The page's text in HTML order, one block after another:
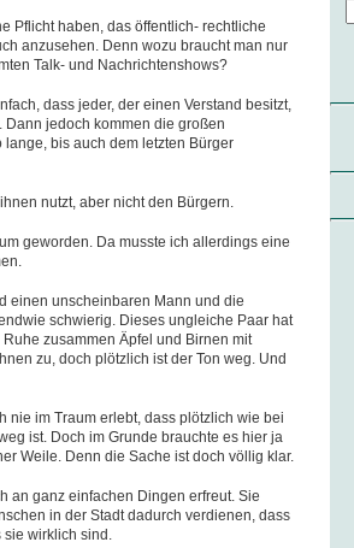
Pflicht haben, das öffentlich- rechtliche
anzusehen. Denn wozu braucht man nur
Talk- und Nachrichtenshows?
dass jeder, der einen Verstand besitzt,
jedoch kommen die großen
bis auch dem letzten Bürger
nutzt, aber nicht den Bürgern.
geworden. Da musste ich allerdings eine
einen unscheinbaren Mann und die
schwierig. Dieses ungleiche Paar hat
zusammen Äpfel und Birnen mit
zu, doch plötzlich ist der Ton weg. Und
nie im Traum erlebt, dass plötzlich wie bei
ist. Doch im Grunde brauchte es hier ja
Weile. Denn die Sache ist doch völlig klar.
an ganz einfachen Dingen erfreut. Sie
in der Stadt dadurch verdienen, dass
sie wirklich sind.